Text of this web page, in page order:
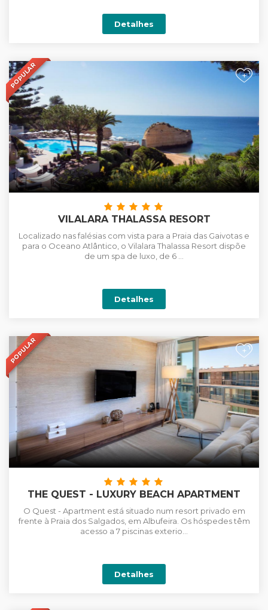
Detalhes
POPULAR +
VILALARA THALASSA RESORT
Localizado nas falésias com vista para a Praia das Gaivotas e
para o Oceano Atlântico, o Vilalara Thalassa Resort dispõe
de um spa de luxo, de 6 ...
Detalhes
POPULAR +
THE QUEST - LUXURY BEACH APARTMENT
O Quest - Apartment está situado num resort privado em
frente à Praia dos Salgados, em Albufeira. Os hóspedes têm
acesso a 7 piscinas exterio...
Detalhes